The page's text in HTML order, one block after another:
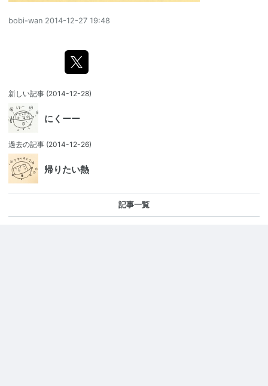
bobi-wan 2014-12-27 19:48
新しい記事 (2014-12-28)
にくーー
過去の記事 (2014-12-26)
帰りたい熱
記事一覧